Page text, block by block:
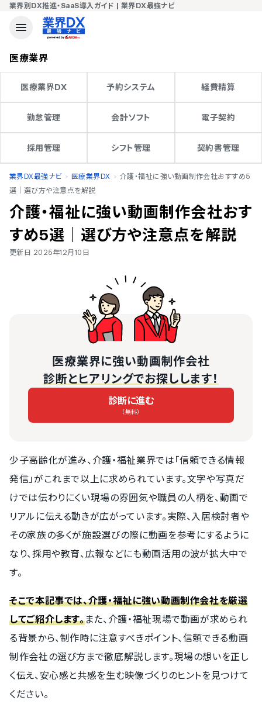
業界別DX推進・SaaS導入ガイド | 業界DX最強ナビ
医療業界
医療業界DX 予約システム 経費精算
勤怠管理 会計ソフト 電子契約
採用管理 シフト管理 契約書管理
業界DX最強ナビ 医療業界DX
介護・福祉に強い動画制作会社おすすめ5
選｜選び方や注意点を解説
介護・福祉に強い動画制作会社おす
すめ5選｜選び方や注意点を解説
更新日 2025年12月10日
医療業界に強い動画制作会社
診断とヒアリングでお探しします！
診断に進む
（無料）
少子高齢化が進み、介護・福祉業界では「信頼できる情報
発信」がこれまで以上に求められています。文字や写真だ
けでは伝わりにくい現場の雰囲気や職員の人柄を、動画で
リアルに伝える動きが広がっています。実際、入居検討者や
その家族の多くが施設選びの際に動画を参考にするように
なり、採用や教育、広報などにも動画活用の波が拡大中で
す。
そこで本記事では、介護・福祉に強い動画制作会社を厳選
してご紹介します。また、介護・福祉現場で動画が求められ
る背景から、制作時に注意すべきポイント、信頼できる動画
制作会社の選び方まで徹底解説します。現場の想いを正し
く伝え、安心感と共感を生む映像づくりのヒントを見つけて
ください。